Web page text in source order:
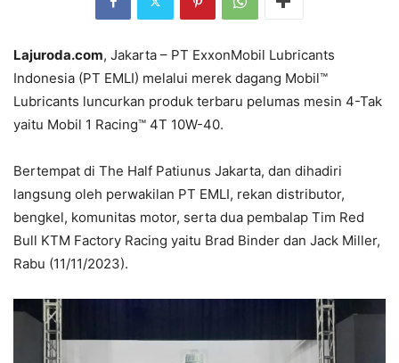
Lajuroda.com, Jakarta – PT ExxonMobil Lubricants
Indonesia (PT EMLI) melalui merek dagang Mobil™
Lubricants luncurkan produk terbaru pelumas mesin 4-Tak
yaitu Mobil 1 Racing™ 4T 10W-40.
Bertempat di The Half Patiunus Jakarta, dan dihadiri
langsung oleh perwakilan PT EMLI, rekan distributor,
bengkel, komunitas motor, serta dua pembalap Tim Red
Bull KTM Factory Racing yaitu Brad Binder dan Jack Miller,
Rabu (11/11/2023).